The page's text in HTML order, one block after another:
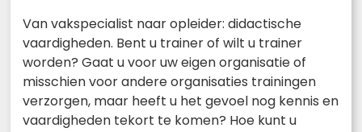
Van vakspecialist naar opleider: didactische
vaardigheden. Bent u trainer of wilt u trainer
worden? Gaat u voor uw eigen organisatie of
misschien voor andere organisaties trainingen
verzorgen, maar heeft u het gevoel nog kennis en
vaardigheden tekort te komen? Hoe kunt u